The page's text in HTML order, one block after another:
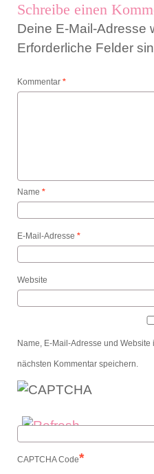
Schreibe einen
Deine E-Mail-Adresse
Erforderliche Felder
Kommentar *
Name *
E-Mail-Adresse *
Website
Name, E-Mail-Adresse und
nächsten Kommentar speichern.
CAPTCHA Code*